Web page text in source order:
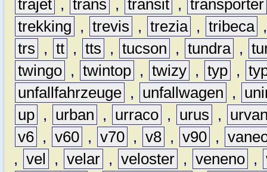
trajet , trans , transit , transporter
trekking
, trevis , trezia , tribeca
trs
, tt , tts , tucson , tundra ,
twingo , twintop , twizy , typ ,
unfallfahrzeuge , unfallwagen ,
up , urban , urraco , urus ,
v6 , v60 , v70 , v8 , v90 ,
, vel , velar , veloster , veneno ,